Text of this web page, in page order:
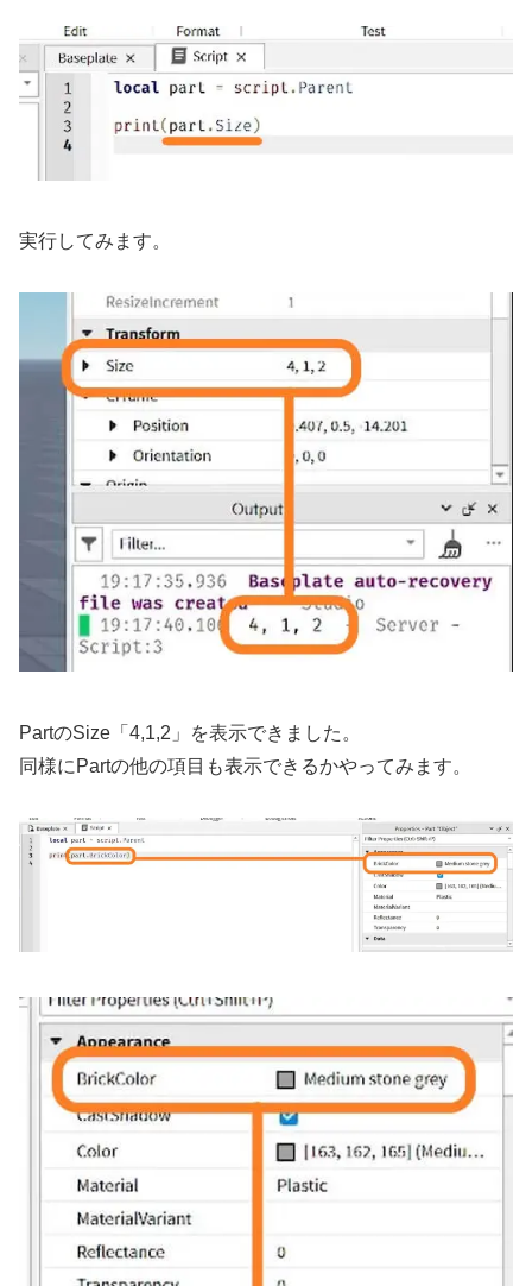
実行してみます。
PartのSize「4,1,2」を表示できました。
同様にPartの他の項目も表示できるかやってみます。